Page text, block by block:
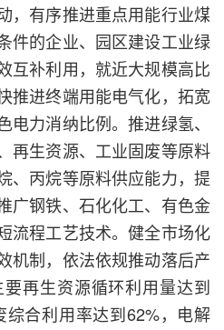
，有序推进重点用能行业煤
件的企业、园区建设工业绿
互补利用，就近大规模高比
推进终端用能电气化，拓宽
电力消纳比例。推进绿氢、
再生资源、工业固废等原料
、丙烷等原料供应能力，提
广钢铁、石化化工、有色金
流程工艺技术。健全市场化
机制，依法依规推动落后产
再生资源循环利用量达到
合利用率达到62%，电解